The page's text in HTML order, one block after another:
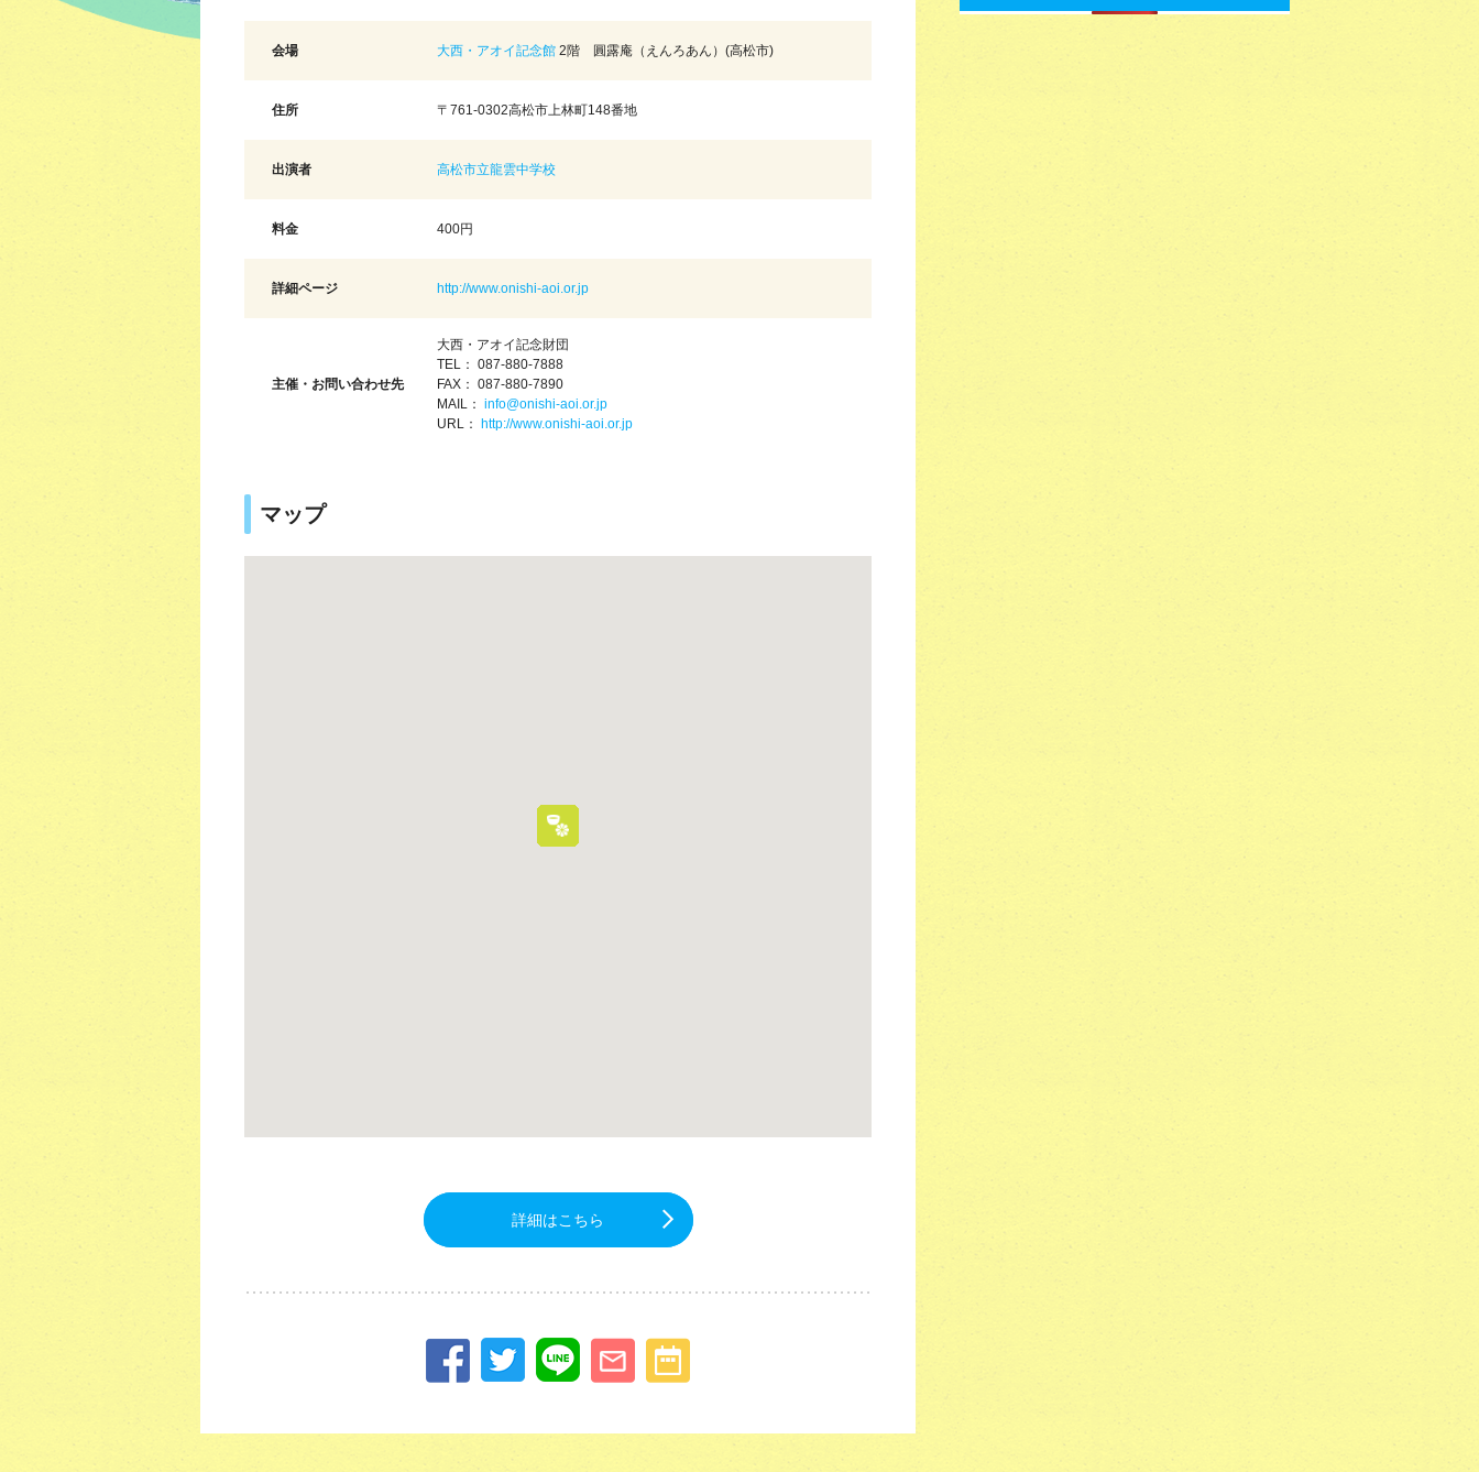
会場 大西・アオイ記念館 2階 圓露庵（えんろあん）(高松市)
住所 〒761-0302高松市上林町148番地
出演者 高松市立龍雲中学校
料金 400円
詳細ページ http://www.onishi-aoi.or.jp
主催・お問い合わせ先
大西・アオイ記念財団
TEL： 087-880-7888
FAX： 087-880-7890
MAIL： info@onishi-aoi.or.jp
URL： http://www.onishi-aoi.or.jp
マップ
詳細はこちら